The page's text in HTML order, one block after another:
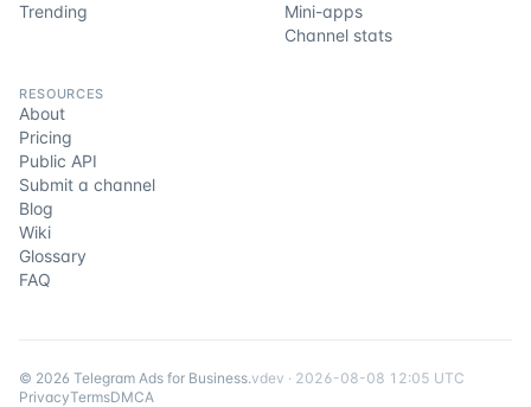
Trending
Mini-apps
Channel stats
RESOURCES
About
Pricing
Public API
Submit a channel
Blog
Wiki
Glossary
FAQ
© 2026 Telegram Ads for Business.vdev · 2026-08-08 12:05 UTC
PrivacyTermsDMCA